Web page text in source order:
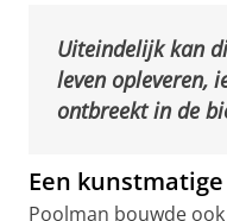
Uiteindelijk kan
leven opleveren,
ontbreekt in de
Een
Poolman bouwde